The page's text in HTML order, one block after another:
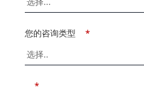
*
您的咨询类型
*